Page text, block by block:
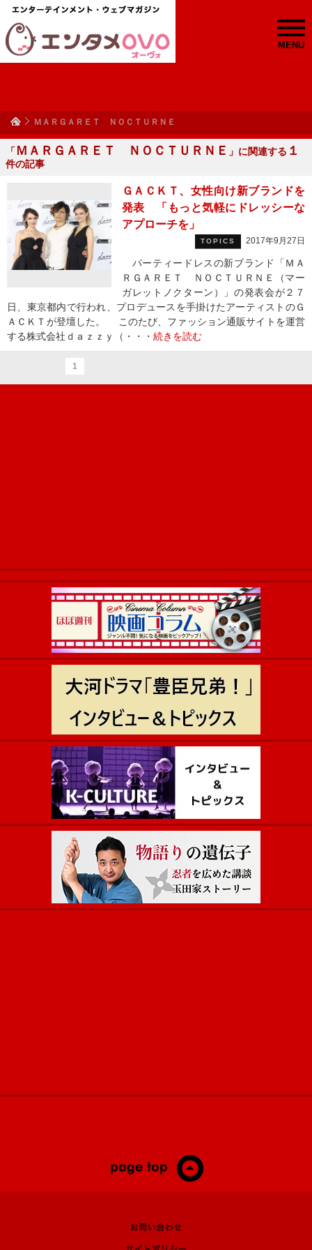
MENU
ＭＡＲＧＡＲＥＴ ＮＯＣＴＵＲＮＥ
「 ＭＡＲＧＡＲＥＴ ＮＯＣＴＵＲＮＥ 」に関連する １
件の記事
ＧＡＣＫＴ、女性向け新ブランドを
発表 「もっと気軽にドレッシーな
アプローチを」
TOPICS 2017年9月27日
パーティードレスの新ブランド「ＭＡ
ＲＧＡＲＥＴ ＮＯＣＴＵＲＮＥ（マー
ガレットノクターン）」の発表会が２７
日、東京都内で行われ、プロデュースを手掛けたアーティストのＧ
ＡＣＫＴが登壇した。 このたび、ファッション通販サイトを運営
する株式会社ｄａｚｚｙ（・・・ 続きを読む
1